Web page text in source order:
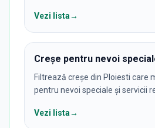
Vezi lista→
Creșe pentru nevoi
Filtrează creșe din Ploiesti care
pentru nevoi speciale și servicii
Vezi lista→